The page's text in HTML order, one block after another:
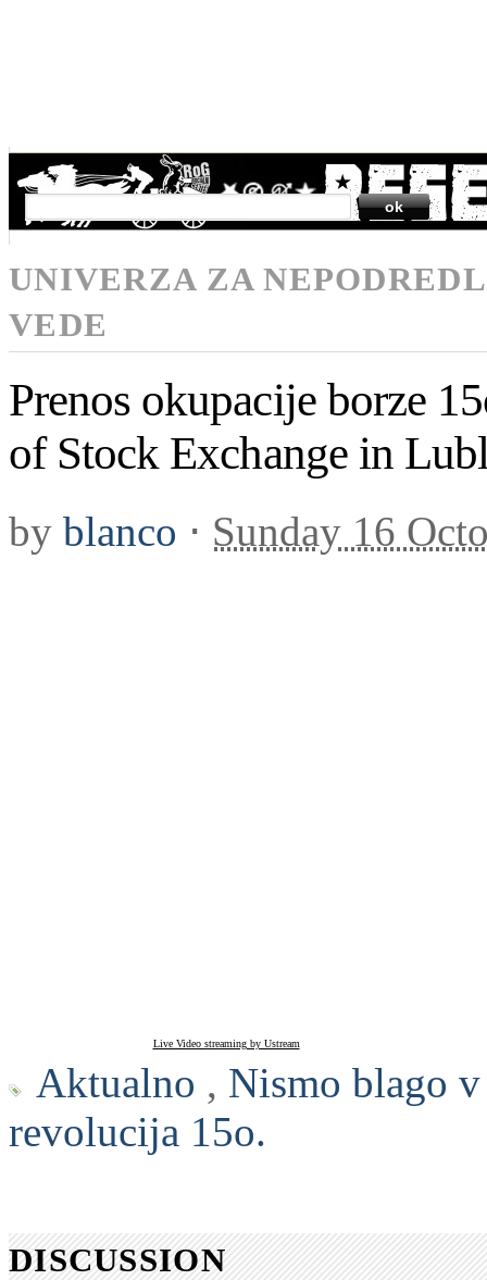
SEARCH
UNIVERZA ZA
VEDE
Prenos okupacije borze
of Stock Exchange in
by blanco ⋅ Sunday 16
Live Video streaming by Ustream
Aktualno , Nismo blago
revolucija 15o.
DISCUSSION